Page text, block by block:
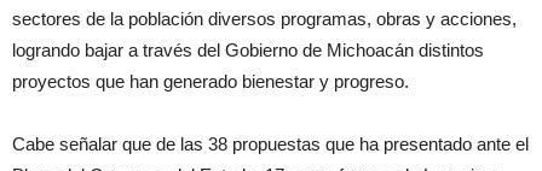
sectores de la población diversos programas, obras y acciones,
logrando bajar a través del Gobierno de Michoacán distintos
proyectos que han generado bienestar y progreso.
Cabe señalar que de las 38 propuestas que ha presentado ante el